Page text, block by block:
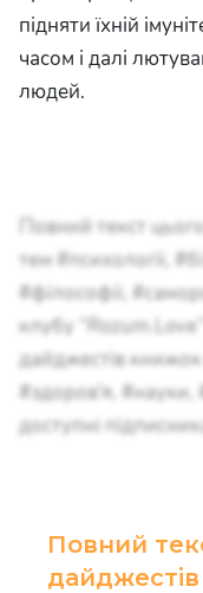
підняти їхній
часом і далі
людей.
Повний текст
тем #психології,
#філософії,
клубу
дайджестів книжок
#здоров'я, #науки,
доступні
Повний